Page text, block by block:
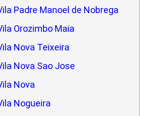
Padre Manoel de Nobrega
Orozimbo Maia
Nova Teixeira
Nova Sao Jose
Nova
Nogueira